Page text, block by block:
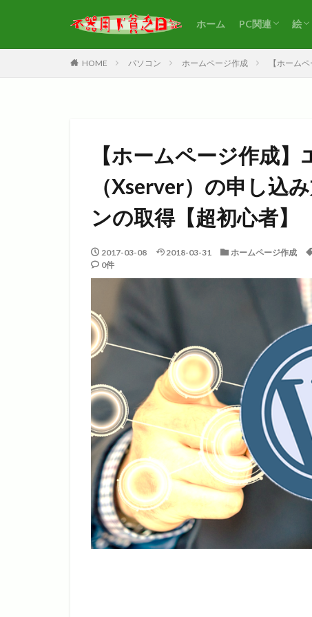
ホーム PC関連
WordPress
アフィリエイ
絵
練
そ
HOME パソコン ホームページ作成 【ホーム
【ホームページ作成
（Xserver）の申し込
ンの取得【超初心者】
2017-03-08 2018-03-31 ホームページ作成
0件